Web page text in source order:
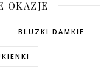
OKAZJE
BLUZKI DAMKIE